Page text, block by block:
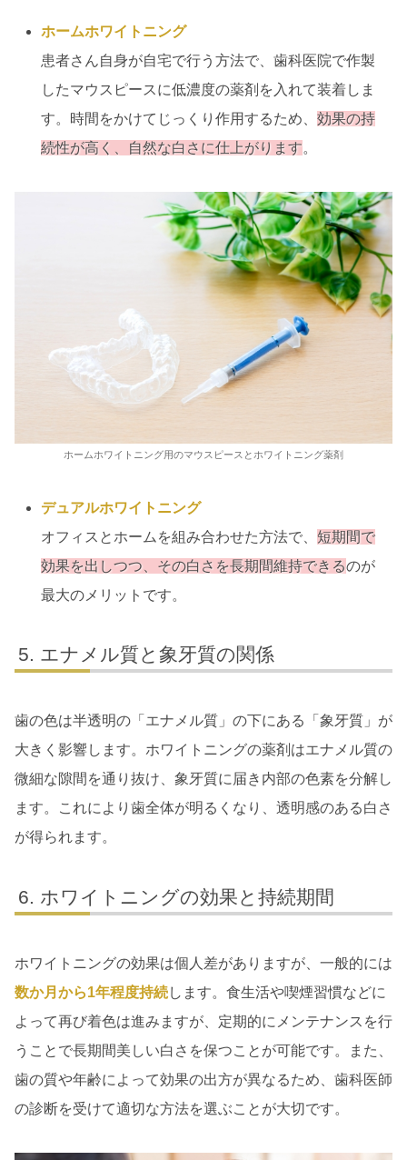
ホームホワイトニング
患者さん自身が自宅で行う方法で、歯科医院で作製
したマウスピースに低濃度の薬剤を入れて装着しま
す。時間をかけてじっくり作用するため、効果の持
続性が高く、自然な白さに仕上がります。
ホームホワイトニング用のマウスピースとホワイトニング薬剤
デュアルホワイトニング
オフィスとホームを組み合わせた方法で、短期間で
効果を出しつつ、その白さを長期間維持できるのが
最大のメリットです。
エナメル質と象牙質の関係
歯の色は半透明の「エナメル質」の下にある「象牙質」が
大きく影響します。ホワイトニングの薬剤はエナメル質の
微細な隙間を通り抜け、象牙質に届き内部の色素を分解し
ます。これにより歯全体が明るくなり、透明感のある白さ
が得られます。
ホワイトニングの効果と持続期間
ホワイトニングの効果は個人差がありますが、一般的には
数か月から1年程度持続します。食生活や喫煙習慣などに
よって再び着色は進みますが、定期的にメンテナンスを行
うことで長期間美しい白さを保つことが可能です。また、
歯の質や年齢によって効果の出方が異なるため、歯科医師
の診断を受けて適切な方法を選ぶことが大切です。